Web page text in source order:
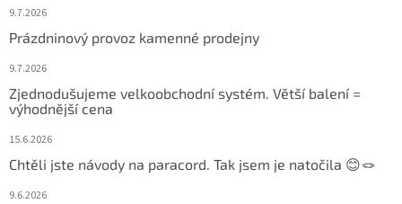
9.7.2026
Prázdninový provoz kamenné prodejny
9.7.2026
Zjednodušujeme velkoobchodní systém. Větší balení =
výhodnější cena
15.6.2026
Chtěli jste návody na paracord. Tak jsem je natočila 😊🪢
9.6.2026